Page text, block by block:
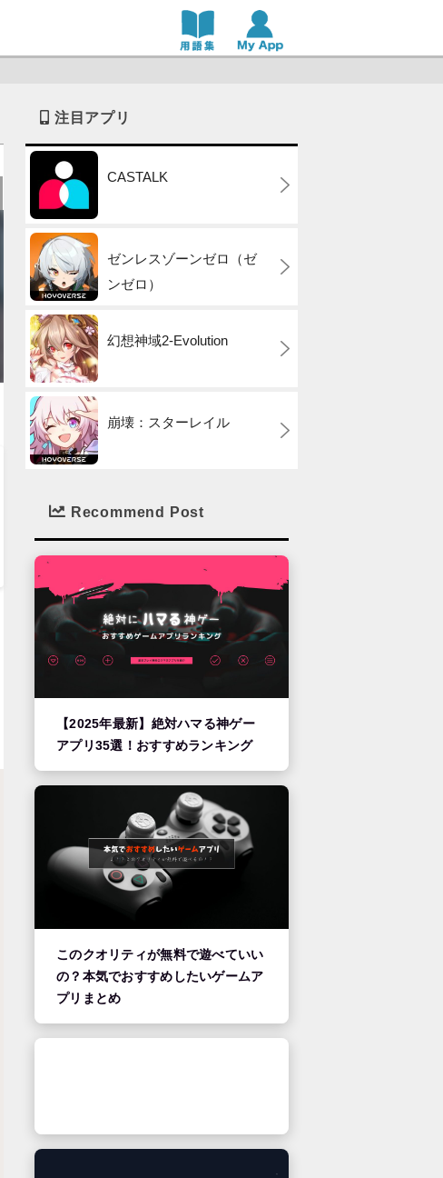
注目アプリ
CASTALK
ゼンレスゾーンゼロ（ゼ
ンゼロ）
幻想神域2-Evolution
崩壊：スターレイル
Recommend Post
【2025年最新】絶対ハマる神ゲー
アプリ35選！おすすめランキング
このクオリティが無料で遊べていい
の？本気でおすすめしたいゲームア
プリまとめ